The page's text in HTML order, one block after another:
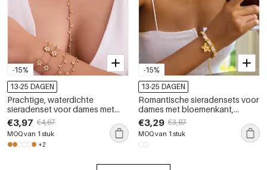
-15%
13-25 DAGEN
Prachtige, waterdichte
sieradenset voor dames met
bloemmotief, gemaakt van
roestvrij staal met goudkleurige
zirkonia.
€3,97 €4,67
MOQ van 1 stuk
+2
-15%
13-25 DAGEN
Romantische sieradensets voor
dames met bloemenkant,
gemaakt van roestvrij staal,
waterdicht en goudkleurig.
€3,29 €3,87
MOQ van 1 stuk